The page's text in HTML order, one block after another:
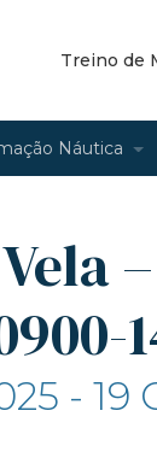
Treino de
Náutica
- 19